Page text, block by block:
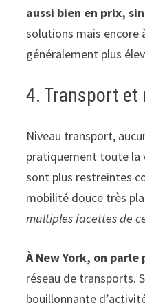
aussi bien en prix,
solutions mais encore
généralement plus
4. Transport et
Niveau transport,
pratiquement toute la
sont plus restreintes
mobilité douce très
multiples facettes de
À New York, on parle
réseau de transports.
bouillonnante